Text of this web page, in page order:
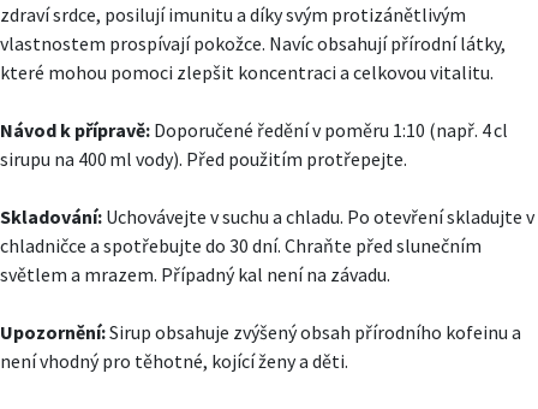
zdraví srdce, posilují imunitu a díky svým protizánětlivým
vlastnostem prospívají pokožce. Navíc obsahují přírodní látky,
které mohou pomoci zlepšit koncentraci a celkovou vitalitu.
Návod k přípravě: Doporučené ředění v poměru 1:10 (např. 4 cl
sirupu na 400 ml vody). Před použitím protřepejte.
Skladování: Uchovávejte v suchu a chladu. Po otevření skladujte v
chladničce a spotřebujte do 30 dní. Chraňte před slunečním
světlem a mrazem. Případný kal není na závadu.
Upozornění:Sirup obsahuje zvýšený obsah přírodního kofeinu a
není vhodný pro těhotné, kojící ženy a děti.